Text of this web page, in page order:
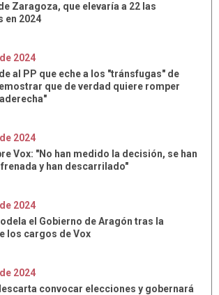
Zaragoza, que elevaría a 22 las
en 2024
de 2024
al PP que eche a los "tránsfugas" de
que de verdad quiere romper
de 2024
Vox: "No han medido la decisión, se han
y han descarrilado"
de 2024
el Gobierno de Aragón tras la
los cargos de Vox
de 2024
convocar elecciones y gobernará